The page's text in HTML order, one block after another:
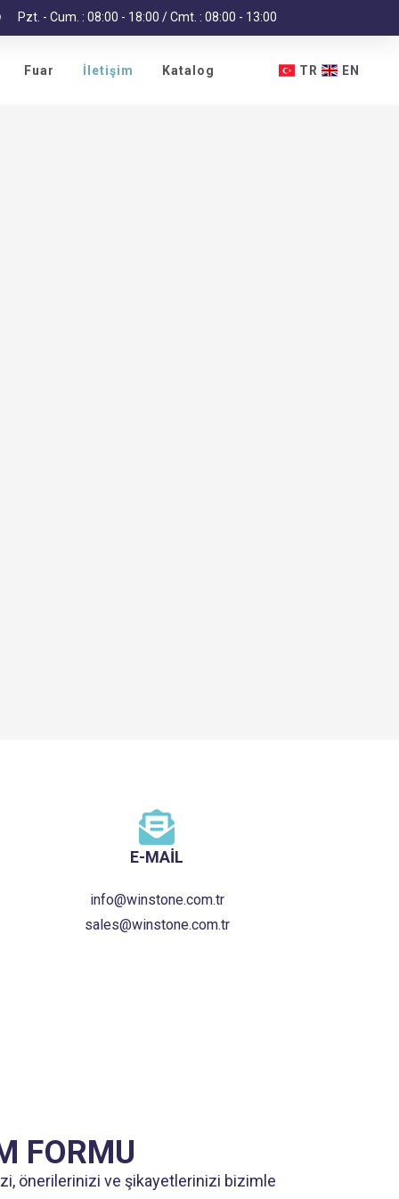
Pzt. - Cum. : 08:00 - 18:00 / Cmt. : 08:00 - 13:00
Fuar İletişim Katalog TR EN
E-MAİL
info@winstone.com.tr
sales@winstone.com.tr
FORMU
önerilerinizi ve şikayetlerinizi bizimle